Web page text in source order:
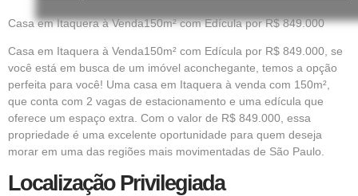
Casa em Itaquera à Venda150m² com Edícula por R$ 849.000
Casa em Itaquera à Venda150m² com Edícula por R$ 849.000, se
você está em busca de um imóvel aconchegante, temos a opção
perfeita para você! Uma casa em Itaquera à venda com 150m²,
que conta com 2 vagas de estacionamento e uma edícula que
oferece um espaço extra. Com o valor de R$ 849.000, essa
propriedade é uma excelente oportunidade para quem deseja
morar em uma das regiões mais movimentadas de São Paulo.
Localização Privilegiada